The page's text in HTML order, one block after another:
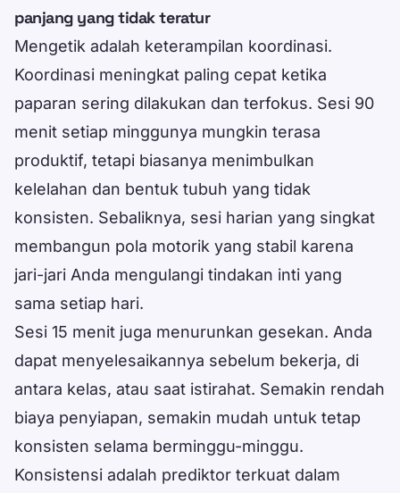
panjang yang tidak teratur
Mengetik adalah keterampilan koordinasi.
Koordinasi meningkat paling cepat ketika
paparan sering dilakukan dan terfokus. Sesi 90
menit setiap minggunya mungkin terasa
produktif, tetapi biasanya menimbulkan
kelelahan dan bentuk tubuh yang tidak
konsisten. Sebaliknya, sesi harian yang singkat
membangun pola motorik yang stabil karena
jari-jari Anda mengulangi tindakan inti yang
sama setiap hari.
Sesi 15 menit juga menurunkan gesekan. Anda
dapat menyelesaikannya sebelum bekerja, di
antara kelas, atau saat istirahat. Semakin rendah
biaya penyiapan, semakin mudah untuk tetap
konsisten selama berminggu-minggu.
Konsistensi adalah prediktor terkuat dalam